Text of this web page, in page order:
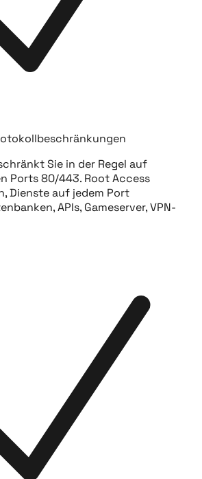
Sie in der Regel auf
Ports 80/443. Root Access
Dienste auf jedem Port
APIs, Gameserver, VPN-